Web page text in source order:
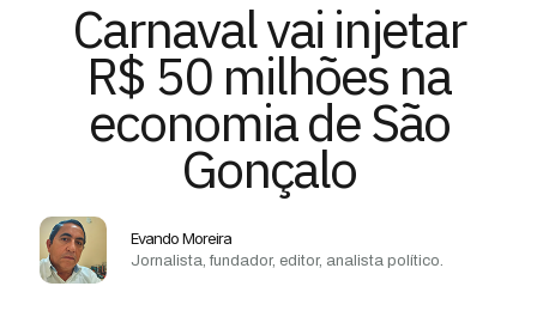
Carnaval vai injetar
R$ 50 milhões na
economia de São
Gonçalo
Evando Moreira
Jornalista, fundador, editor, analista político.